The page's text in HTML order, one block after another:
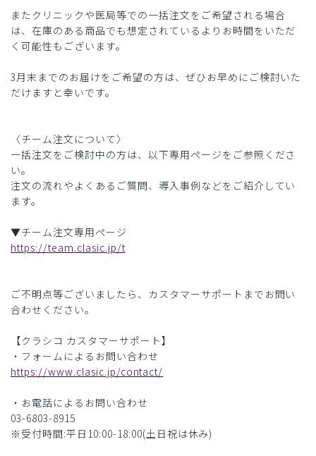
またクリニックや医局等での一括注文をご希望される場合
は、在庫のある商品でも想定されているよりお時間をいただ
く可能性もございます。
3月末までのお届けをご希望の方は、ぜひお早めにご検討いた
だけますと幸いです。
〈チーム注文について〉
一括注文をご検討中の方は、以下専用ページをご参照くださ
い。
注文の流れやよくあるご質問、導入事例などをご紹介してい
ます。
▼チーム注文専用ページ
https://team.clasic.jp/t
ご不明点等ございましたら、カスタマーサポートまでお問い
合わせください。
【クラシコ カスタマーサポート】
・フォームによるお問い合わせ
https://www.clasic.jp/contact/
・お電話によるお問い合わせ
03-6803-8915
※受付時間:平日10:00-18:00(土日祝は休み)